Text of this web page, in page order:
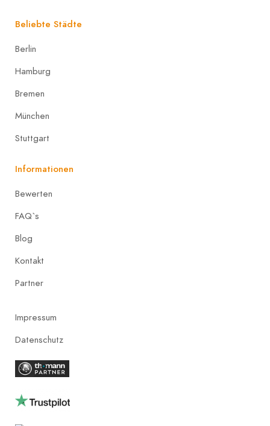
Beliebte Städte
Berlin
Hamburg
Bremen
München
Stuttgart
Informationen
Bewerten
FAQ`s
Blog
Kontakt
Partner
Impressum
Datenschutz